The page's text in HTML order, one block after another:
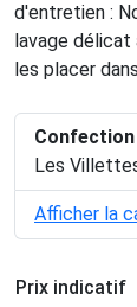
d'entretien :
lavage délicat
les placer
Confection
Les
Afficher la
Prix indicatif